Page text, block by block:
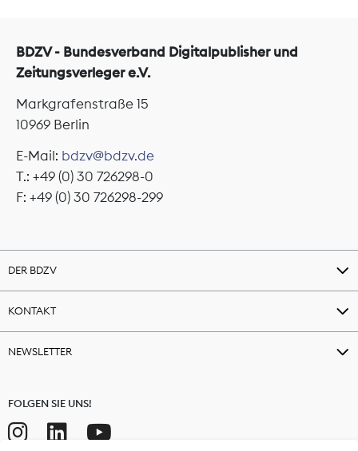
BDZV - Bundesverband Digitalpublisher und
Zeitungsverleger e.V.
Markgrafenstraße 15
10969 Berlin
E-Mail: bdzv@bdzv.de
T.: +49 (0) 30 726298-0
F: +49 (0) 30 726298-299
DER BDZV
KONTAKT
NEWSLETTER
FOLGEN SIE UNS!